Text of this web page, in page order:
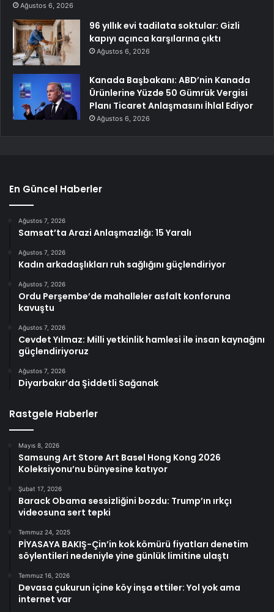
Ağustos 6, 2026
96 yıllık evi tadilata soktular: Gizli
kapıyı açınca karşılarına çıktı
Ağustos 6, 2026
Kanada Başbakanı: ABD’nin Kanada
Ürünlerine Yüzde 50 Gümrük Vergisi
Planı Ticaret Anlaşmasını İhlal Ediyor
Ağustos 6, 2026
En Güncel Haberler
Ağustos 7, 2026
Samsat’ta Arazi Anlaşmazlığı: 15 Yaralı
Ağustos 7, 2026
Kadın arkadaşlıkları ruh sağlığını güçlendiriyor
Ağustos 7, 2026
Ordu Perşembe’de mahalleler asfalt konforuna
kavuştu
Ağustos 7, 2026
Cevdet Yılmaz: Milli yetkinlik hamlesi ile insan kaynağını
güçlendiriyoruz
Ağustos 7, 2026
Diyarbakır’da Şiddetli Sağanak
Rastgele Haberler
Mayıs 8, 2026
Samsung Art Store Art Basel Hong Kong 2026
Koleksiyonu’nu bünyesine katıyor
Şubat 17, 2026
Barack Obama sessizliğini bozdu: Trump’ın ırkçı
videosuna sert tepki
Temmuz 24, 2025
PİYASAYA BAKIŞ-Çin’in kok kömürü fiyatları denetim
söylentileri nedeniyle yine günlük limitine ulaştı
Temmuz 16, 2026
Devasa çukurun içine köy inşa ettiler: Yol yok ama
internet var